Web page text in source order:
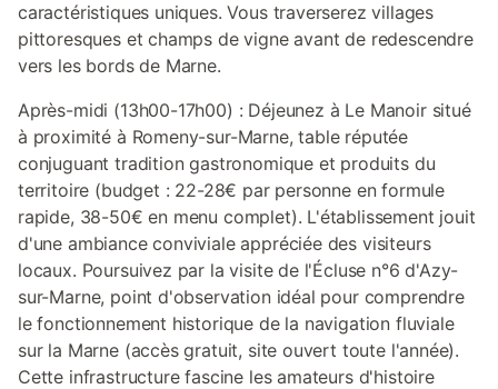
caractéristiques uniques. Vous traverserez villages
pittoresques et champs de vigne avant de redescendre
vers les bords de Marne.
Après-midi (13h00-17h00) : Déjeunez à Le Manoir situé
à proximité à Romeny-sur-Marne, table réputée
conjuguant tradition gastronomique et produits du
territoire (budget : 22-28€ par personne en formule
rapide, 38-50€ en menu complet). L'établissement jouit
d'une ambiance conviviale appréciée des visiteurs
locaux. Poursuivez par la visite de l'Écluse n°6 d'Azy-
sur-Marne, point d'observation idéal pour comprendre
le fonctionnement historique de la navigation fluviale
sur la Marne (accès gratuit, site ouvert toute l'année).
Cette infrastructure fascine les amateurs d'histoire